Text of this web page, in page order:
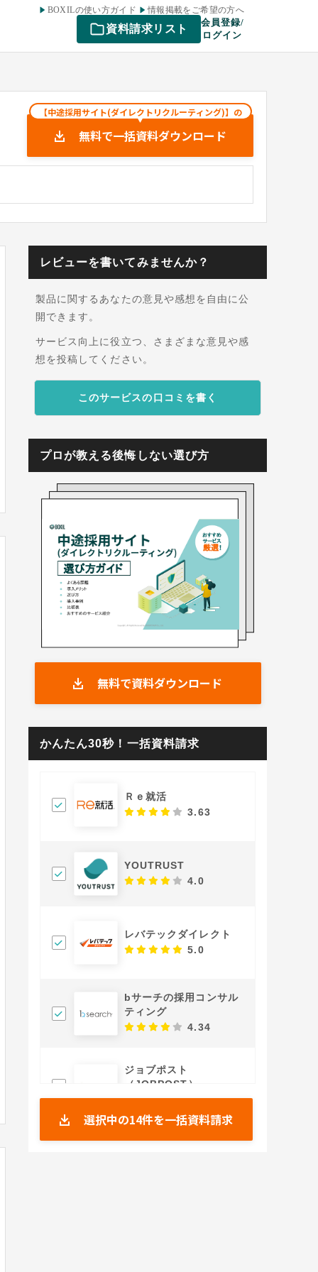
BOXILの使い方ガイド 情報掲載をご希望の方へ
資料請求リスト
会員登録/
ログイン
【中途採用サイト(ダイレクトリクルーティング)】の
無料で一括資料ダウンロード
レビューを書いてみませんか？
製品に関するあなたの意見や感想を自由に公
開できます。
サービス向上に役立つ、さまざまな意見や感
想を投稿してください。
このサービスの口コミを書く
プロが教える後悔しない選び方
無料で資料ダウンロード
かんたん30秒！一括資料請求
Ｒｅ就活
3.63
YOUTRUST
4.0
レバテックダイレクト
5.0
bサーチの採用コンサル
ティング
4.34
ジョブポスト
（JOBPOST）
3.83
選択中の14件を一括資料請求